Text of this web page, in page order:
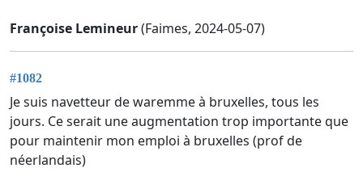
Françoise Lemineur(Faimes, 2024-05-07)
#1082
Je suis navetteur de waremme à bruxelles, tous les
jours. Ce serait une augmentation trop importante que
pour maintenir mon emploi à bruxelles (prof de
néerlandais)